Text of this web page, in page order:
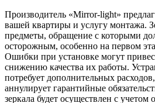
Производитель «Mirror-light»
вашей квартиры и услугу монтажа.
предметы, обращение с которыми
осторожным, особенно на первом
Ошибки при установке могут
снижению качества их работы.
потребует дополнительных
аннулирует гарантийные
зеркала будет осуществлен с